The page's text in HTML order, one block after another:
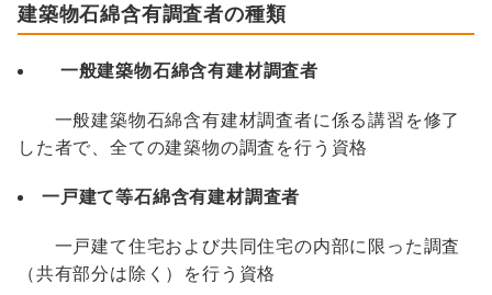
建築物石綿含有調査者の種類
一般建築物石綿含有建材調査者
一般建築物石綿含有建材調査者に係る講習を修了
した者で、全ての建築物の調査を行う資格
一戸建て等石綿含有建材調査者
一戸建て住宅および共同住宅の内部に限った調査
（共有部分は除く）を行う資格